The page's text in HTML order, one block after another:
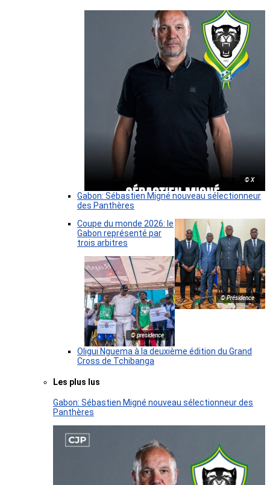
© X
Gabon: Sébastien Migné nouveau sélectionneur
des Panthères
© Présidence
Coupe du monde 2026: le
Gabon représenté par
trois arbitres
© presidence
Oligui Nguema à la deuxième édition du Grand
Cross de Tchibanga
Les plus lus
Gabon: Sébastien Migné nouveau sélectionneur des
Panthères